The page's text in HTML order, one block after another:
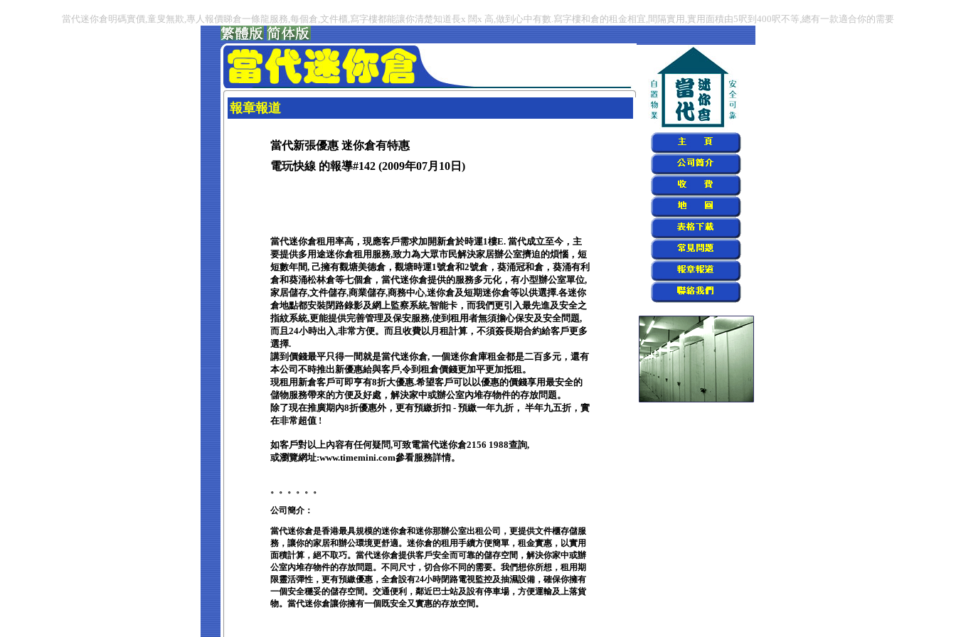
當代迷你倉明碼實價,童叟無欺,專人報價睇倉一條龍服務,每個倉,文件櫃,寫字樓都能讓你清楚知道長x 闊x 高,做到心中有數.寫字樓和倉的租金相宜,間隔實用,實用面積由5呎到400呎不等,總有一款適合你的需要
報章報道
當代新張優惠 迷你倉有特惠
電玩快線 的報導#142 (2009年07月10日)
當代迷你倉租用率高，現應客戶需求加開新倉於時運1樓E. 當代成立至今，主
要提供多用途迷你倉租用服務,致力為大眾市民解決家居辦公室擠迫的煩惱，短
短數年間, 己擁有觀塘美德倉，觀塘時運1號倉和2號倉，葵涌冠和倉，葵涌有利
倉和葵涌松林倉等七個倉，當代迷你倉提供的服務多元化，有小型辦公室單位,
家居儲存,文件儲存,商業儲存,商務中心,迷你倉及短期迷你倉等以供選擇.各迷你
倉地點都安裝閉路錄影及網上監察系統,智能卡，而我們更引入最先進及安全之
指紋系統,更能提供完善管理及保安服務,使到租用者無須擔心保安及安全問題,
而且24小時出入,非常方便。而且收費以月租計算，不須簽長期合約給客戶更多
選擇.
講到價錢最平只得一間就是當代迷你倉, 一個迷你倉庫租金都是二百多元，還有
本公司不時推出新優惠給與客戶,令到租倉價錢更加平更加抵租。
現租用新倉客戶可即亨有8折大優惠.希望客戶可以以優惠的價錢享用最安全的
儲物服務帶來的方便及好處，解決家中或辦公室內堆存物件的存放問題。
除了現在推廣期內8折優惠外，更有預繳折扣 - 預繳一年九折， 半年九五折，實
在非常超值 !
如客戶對以上內容有任何疑問,可致電當代迷你倉2156 1988查詢,
或瀏覽網址:www.timemini.com參看服務詳情。
。。。。。。
公司簡介：
當代迷你倉是香港最具規模的迷你倉和迷你那辦公室出租公司，更提供文件櫃存儲服
務，讓你的家居和辦公環境更舒適。迷你倉的租用手續方便簡單，租金實惠，以實用
面積計算，絕不取巧。當代迷你倉提供客戶安全而可靠的儲存空間，解決你家中或辦
公室內堆存物件的存放問題。不同尺寸，切合你不同的需要。我們想你所想，租用期
限靈活彈性，更有預繳優惠，全倉設有24小時閉路電視監控及抽濕設備，確保你擁有
一個安全穩妥的儲存空間。交通便利，鄰近巴士站及設有停車場，方便運輸及上落貨
物。當代迷你倉讓你擁有一個既安全又實惠的存放空間。